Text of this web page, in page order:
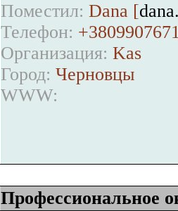
Поместил: Dana [
Телефон:
Организация: Kas
Город: Черновцы
WWW:
Профессиональное